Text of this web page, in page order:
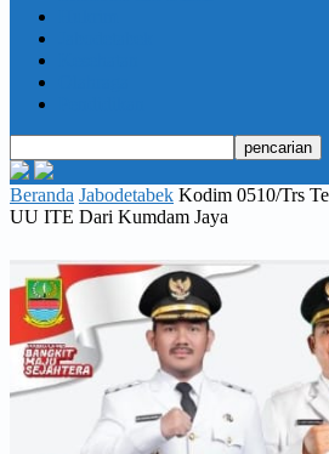
Beranda Jabodetabek Kodim 0510/Trs
UU ITE Dari Kumdam Jaya